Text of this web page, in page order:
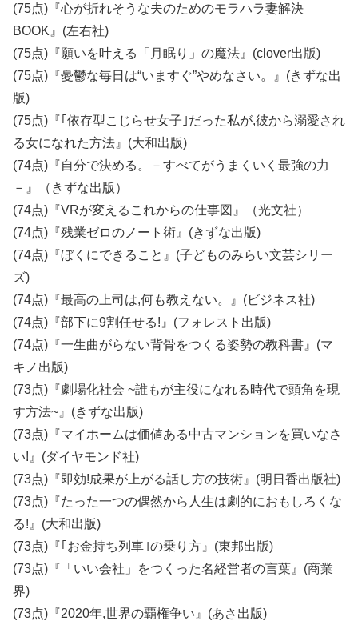
(75点)『心が折れそうな夫のためのモラハラ妻解決
BOOK』(左右社)
(75点)『願いを叶える「月眠り」の魔法』(clover出版)
(75点)『憂鬱な毎日は“いますぐ”やめなさい。』(きずな出
版)
(75点)『｢依存型こじらせ女子｣だった私が,彼から溺愛され
る女になれた方法』(大和出版)
(74点)『自分で決める。－すべてがうまくいく最強の力
－』（きずな出版）
(74点)『VRが変えるこれからの仕事図』（光文社）
(74点)『残業ゼロのノート術』(きずな出版)
(74点)『ぼくにできること』(子どものみらい文芸シリー
ズ)
(74点)『最高の上司は,何も教えない。』(ビジネス社)
(74点)『部下に9割任せる!』(フォレスト出版)
(74点)『一生曲がらない背骨をつくる姿勢の教科書』(マ
キノ出版)
(73点)『劇場化社会 ~誰もが主役になれる時代で頭角を現
す方法~』(きずな出版)
(73点)『マイホームは価値ある中古マンションを買いなさ
い!』(ダイヤモンド社)
(73点)『即効!成果が上がる話し方の技術』(明日香出版社)
(73点)『たった一つの偶然から人生は劇的におもしろくな
る!』(大和出版)
(73点)『｢お金持ち列車｣の乗り方』(東邦出版)
(73点)『「いい会社」をつくった名経営者の言葉』(商業
界)
(73点)『2020年,世界の覇権争い』(あさ出版)